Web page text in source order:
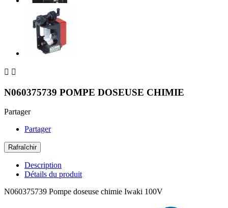
 
N060375739 POMPE DOSEUSE CHIMIE
Partager
Partager
Description
Détails du produit
N060375739 Pompe doseuse chimie Iwaki 100V